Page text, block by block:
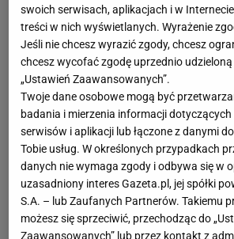
swoich serwisach, aplikacjach i w
treści w nich wyświetlanych. Wyrażenie
Jeśli nie chcesz wyrazić zgody, chcesz
chcesz wycofać zgodę uprzednio
„Ustawień Zaawansowanych”.
Twoje dane osobowe mogą być
badania i mierzenia informacji
serwisów i aplikacji lub łączone z danymi
Tobie usług. W określonych przypadkach
danych nie wymaga zgody i odbywa się w
uzasadniony interes Gazeta.pl, jej spółki
S.A. – lub Zaufanych Partnerów. Takiemu
możesz się sprzeciwić, przechodząc do
Zaawansowanych” lub przez kontakt z